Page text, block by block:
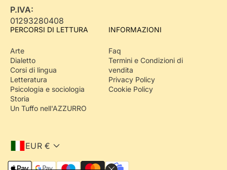
P.IVA:
01293280408
PERCORSI DI LETTURA
Arte
Dialetto
Corsi di lingua
Letteratura
Psicologia e sociologia
Storia
Un Tuffo nell'AZZURRO
INFORMAZIONI
Faq
Termini e Condizioni di
vendita
Privacy Policy
Cookie Policy
M
EUR €